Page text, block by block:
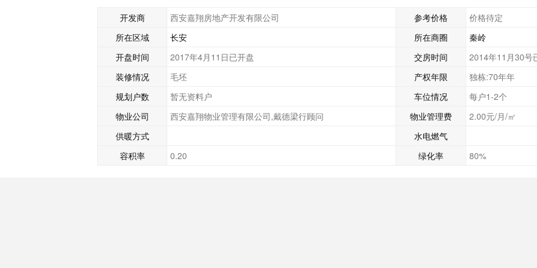
开发商 西安嘉翔房地产开发有限公司 参考价格
价格待定
所在区域
长安 所在商圈
秦岭
开盘时间
2017年4月11日已开盘 交房时间
2014年11月30号
装修情况
毛坯 产权年限
独栋:70年年
规划户数
暂无资料户 车位情况
每户1-2个
物业公司
西安嘉翔物业管理有限公司,戴德梁行顾问 物业管理费
2.00元/月/㎡
供暖方式
水电燃气
容积率
0.20 绿化率 80%